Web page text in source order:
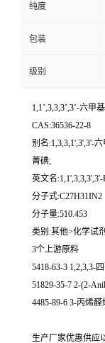
纯度
包装
级别
1,1’,3,3,3’,3’-六甲
CAS:36536-22-8
别名:1,3,3,1',3',3'-
菁碘;
英文名
分子式:C27H31IN2
分子量:510.453
类别:其他>化学试
3个上游原料
5418-63-3 1,2,3,3-
51829-35-7 2-(2-
4485-89-6 3-丙烯
生产厂家优惠供应